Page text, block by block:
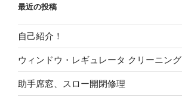
最近の投稿
自己紹介！
ウィンドウ・レギュレータ クリーニング
助手席窓、スロー開閉修理